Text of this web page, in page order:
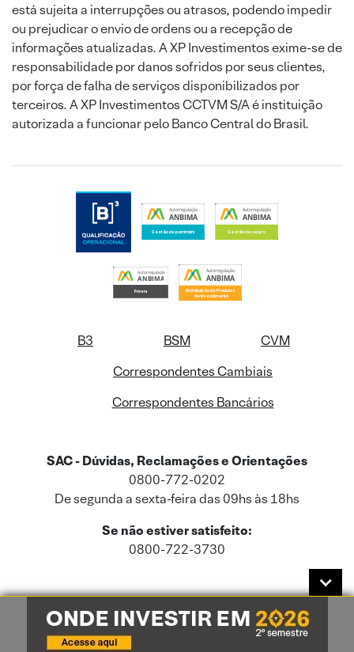
está sujeita a interrupções ou atrasos, podendo impedir
ou prejudicar o envio de ordens ou a recepção de
informações atualizadas. A XP Investimentos exime-se de
responsabilidade por danos sofridos por seus clientes,
por força de falha de serviços disponibilizados por
terceiros. A XP Investimentos CCTVM S/A é instituição
autorizada a funcionar pelo Banco Central do Brasil.
B3 BSM
CVM
Correspondentes Cambiais
Correspondentes Bancários
SAC - Dúvidas, Reclamações e Orientações
0800-772-0202
De segunda a sexta-feira das 09hs às 18hs
Se não estiver satisfeito:
0800-722-3730
Este site usa cookies e dados pessoais de acordo com a nossaPolítica de
Cookies
e a nossaPolítica de Privacidade.